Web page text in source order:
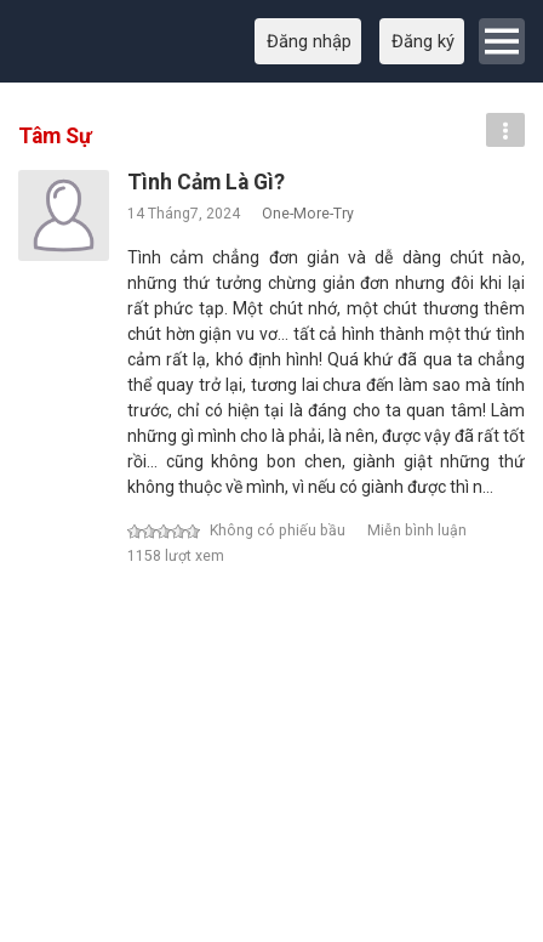
Đăng nhập Đăng ký
Tâm Sự
Tình Cảm Là Gì?
14 Tháng7, 2024 One-More-Try
Tình cảm chẳng đơn giản và dễ dàng chút nào,
những thứ tưởng chừng giản đơn nhưng đôi khi lại
rất phức tạp. Một chút nhớ, một chút thương thêm
chút hờn giận vu vơ… tất cả hình thành một thứ tình
cảm rất lạ, khó định hình! Quá khứ đã qua ta chẳng
thể quay trở lại, tương lai chưa đến làm sao mà tính
trước, chỉ có hiện tại là đáng cho ta quan tâm! Làm
những gì mình cho là phải, là nên, được vậy đã rất tốt
rồi… cũng không bon chen, giành giật những thứ
không thuộc về mình, vì nếu có giành được thì n…
Không có phiếu bầu
Miễn bình luận
1158 lượt xem